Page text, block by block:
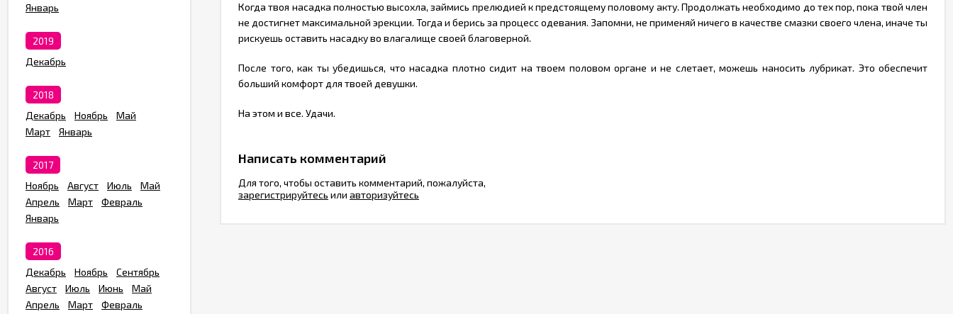
Когда твоя насадка полностью высохла, займись прелюдией к предстоящему половому акту. Продолжать необходимо до тех пор, пока твой член
не достигнет максимальной эрекции. Тогда и берись за процесс одевания. Запомни, не применяй ничего в качестве смазки своего члена, иначе ты
рискуешь оставить насадку во влагалище своей благоверной.
После того, как ты убедишься, что насадка плотно сидит на твоем половом органе и не слетает, можешь наносить лубрикат. Это обеспечит
больший комфорт для твоей девушки.
На этом и все. Удачи.
Написать комментарий
Для того, чтобы оставить комментарий, пожалуйста,
зарегистрируйтесь или авторизуйтесь
Январь
2019
Декабрь
2018
Декабрь
Ноябрь
Май
Март
Январь
2017
Ноябрь
Август Июль
Май
Апрель
Март
Февраль
Январь
2016
Декабрь
Ноябрь
Сентябрь
Август
Июль Июнь
Май
Апрель
Март
Февраль